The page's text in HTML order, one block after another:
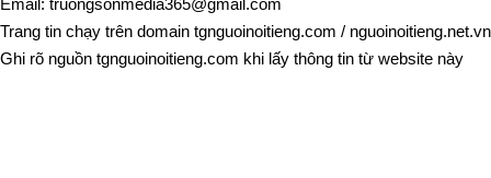
Email: truongsonmedia365@gmail.com
Trang tin chạy trên domain tgnguoinoitieng.com / nguoinoitieng.net.vn
Ghi rõ nguồn tgnguoinoitieng.com khi lấy thông tin từ website này